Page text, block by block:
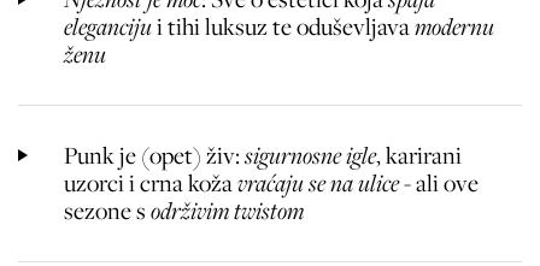
elegancijui tihi luksuz te oduševljavamodernu
ženu
Punk je (opet) živ:sigurnosne igle, karirani
uzorci i crna kožavraćaju se na ulice- ali ove
sezone sodrživim twistom